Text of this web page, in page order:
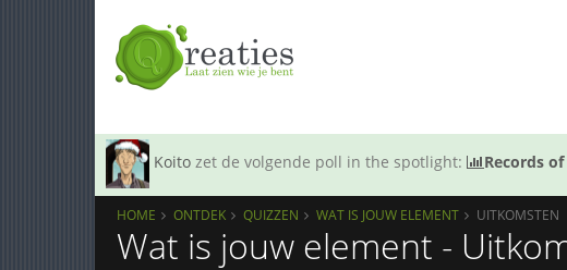
Koito zet de volgende poll in the spotlight: Records
HOME ONTDEK QUIZZEN WAT IS JOUW ELEMENT UITKOMSTEN
Wat is jouw element -